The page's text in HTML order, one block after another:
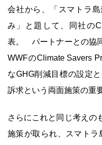
会社から、「スマトラ
み」と題して、同社の
表。 パートナーとの協
WWFのClimate Savers
なGHG削減目標の設定
訴求という両面施策の重
さらにこれと同じ考えの
施策が取られ、スマト